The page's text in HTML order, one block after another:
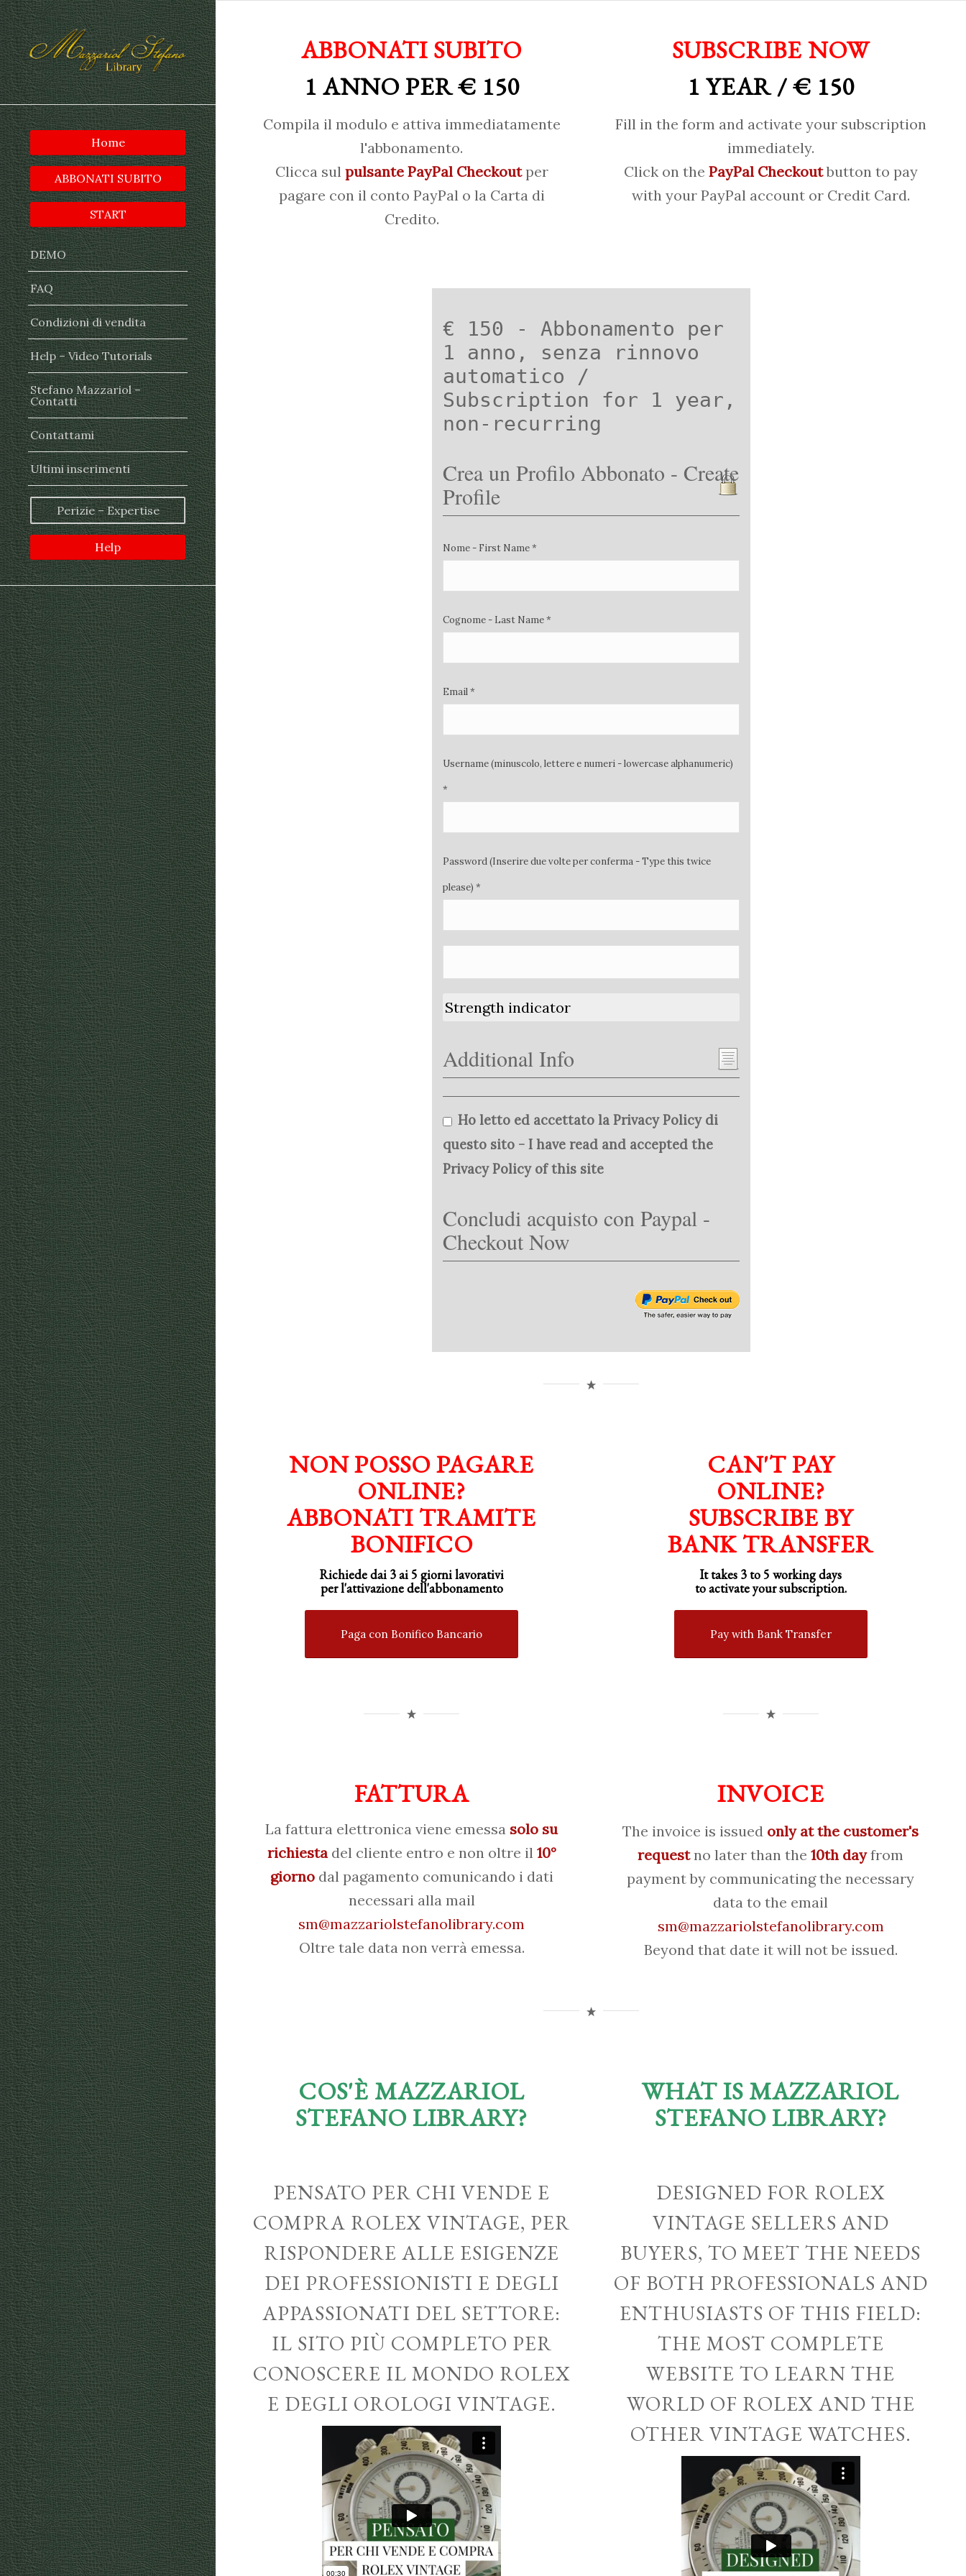
Home
ABBONATI SUBITO
START
DEMO
FAQ
Condizioni di vendita
Help – Video Tutorials
Stefano Mazzariol –
Contatti
Contattami
Ultimi inserimenti
Perizie – Expertise
Help
ABBONATI SUBITO
1 ANNO PER € 150
Compila il modulo e attiva immediatamente
l'abbonamento.
Clicca sul pulsante PayPal Checkoutper
pagare con il conto PayPal o la Carta di
Credito.
SUBSCRIBE NOW
1 YEAR / € 150
Fill in the form and activate your subscription
immediately.
Click on the PayPal Checkoutbutton to pay
with your PayPal account or Credit Card.
€ 150 - Abbonamento per
1 anno, senza rinnovo
automatico /
Subscription for 1 year,
non-recurring
Crea un Profilo Abbonato - Create
Profile
Nome - First Name *
Cognome - Last Name *
Email *
Username (minuscolo, lettere e numeri - lowercase alphanumeric)
*
Password (Inserire due volte per conferma - Type this twice
please) *
Strength indicator
Additional Info
Ho letto ed accettato la Privacy Policy di
questo sito - I have read and accepted the
Privacy Policy of this site
Concludi acquisto con Paypal -
Checkout Now
NON POSSO PAGARE
ONLINE?
ABBONATI TRAMITE
BONIFICO
Richiede dai 3 ai 5 giorni lavorativi
perl'attivazionedell'abbonamento
Paga con Bonifico Bancario
FATTURA
La fattura elettronica viene emessa solo su
richiestadel cliente entro e non oltre il 10°
giornodal pagamento comunicando i dati
necessari alla mail
sm@mazzariolstefanolibrary.com
Oltre tale data non verrà emessa.
CAN'T PAY
ONLINE?
SUBSCRIBE BY
BANK TRANSFER
It takes 3 to 5 working days
to activate your subscription.
Pay with Bank Transfer
INVOICE
The invoice is issued only at the customer's
requestno later than the10th dayfrom
payment by communicating the necessary
data to the email
sm@mazzariolstefanolibrary.com
Beyond that date it will not be issued.
COS'È MAZZARIOL
STEFANO LIBRARY?
WHAT IS MAZZARIOL
STEFANO LIBRARY?
PENSATO PER CHI VENDE E
COMPRA ROLEX VINTAGE, PER
RISPONDERE ALLE ESIGENZE
DEI PROFESSIONISTI E DEGLI
APPASSIONATI DEL SETTORE:
IL SITO PIÙ COMPLETO PER
CONOSCERE IL MONDO ROLEX
E DEGLI OROLOGI VINTAGE.
DESIGNED FOR ROLEX
VINTAGE SELLERS AND
BUYERS, TO MEET THE NEEDS
OF BOTH PROFESSIONALS AND
ENTHUSIASTS OF THIS FIELD:
THE MOST COMPLETE
WEBSITE TO LEARN THE
WORLD OF ROLEX AND THE
OTHER VINTAGE WATCHES.